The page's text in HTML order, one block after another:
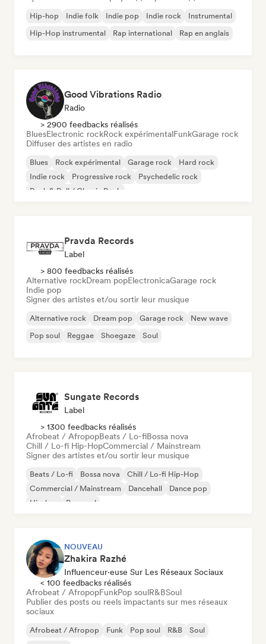
Hip-hop Indie folk Indie pop Indie rock
Instrumental
Hip-Hop instrumental
Rap international Rap en anglais
Good Vibrations Radio
Radio
> 2900 feedbacks réalisés
BluesElectronic rockRock expérimentalFunkGarage rock
Diffuser des artistes en radio
Blues Rock expérimental Garage rock
Hard rock
Indie rock
Progressive rock
Psychedelic rock
Rock & Roll / Classic Rock
Pravda Records
Label
> 800 feedbacks réalisés
Alternative rockDream popElectronicaGarage rock
Indie pop
Signer des artistes et/ou sortir leur musique
Alternative rock Dream pop Garage rock
New wave
Pop soul
Reggae Shoegaze Soul
Sungate Records
Label
> 1300 feedbacks réalisés
Afrobeat / AfropopBeats / Lo-fiBossa nova
Chill / Lo-fi Hip-HopCommercial / Mainstream
Signer des artistes et/ou sortir leur musique
Beats / Lo-fi Bossa nova
Chill / Lo-fi Hip-Hop
Commercial / Mainstream
Dancehall
Dance pop
Hip-hop
Pop soul
NOUVEAU
Zhakira Razhé
Influenceur·euse Sur Les Réseaux Sociaux
< 100 feedbacks réalisés
Afrobeat / AfropopFunkPop soulR&BSoul
Publier des posts ou reels impactants sur mes réseaux
sociaux
Afrobeat / Afropop Funk Pop soul R&B
Soul